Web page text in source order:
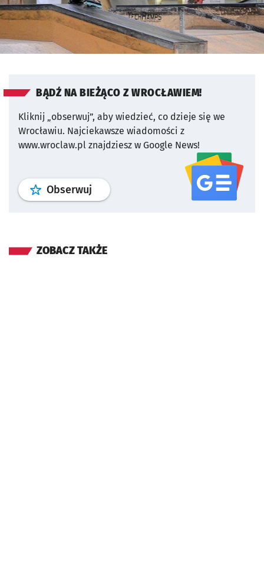
BĄDŹ NA BIEŻĄCO Z WROCŁAWIEM!
Kliknij „obserwuj”, aby wiedzieć, co dzieje się we
Wrocławiu. Najciekawsze wiadomości z
www.wroclaw.pl znajdziesz w Google News!
Obserwuj profil serwisu
ZOBACZ TAKŻE